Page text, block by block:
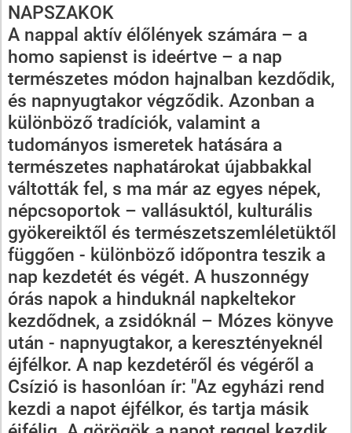
NAPSZAKOK
A nappal aktív élőlények számára – a
homo sapienst is ideértve – a nap
természetes módon hajnalban kezdődik,
és napnyugtakor végződik. Azonban a
különböző tradíciók, valamint a
tudományos ismeretek hatására a
természetes naphatárokat újabbakkal
váltották fel, s ma már az egyes népek,
népcsoportok – vallásuktól, kulturális
gyökereiktől és természetszemléletüktől
függően - különböző időpontra teszik a
nap kezdetét és végét. A huszonnégy
órás napok a hinduknál napkeltekor
kezdődnek, a zsidóknál – Mózes könyve
után - napnyugtakor, a keresztényeknél
éjfélkor. A nap kezdetéről és végéről a
Csízió is hasonlóan ír: "Az egyházi rend
kezdi a napot éjfélkor, és tartja másik